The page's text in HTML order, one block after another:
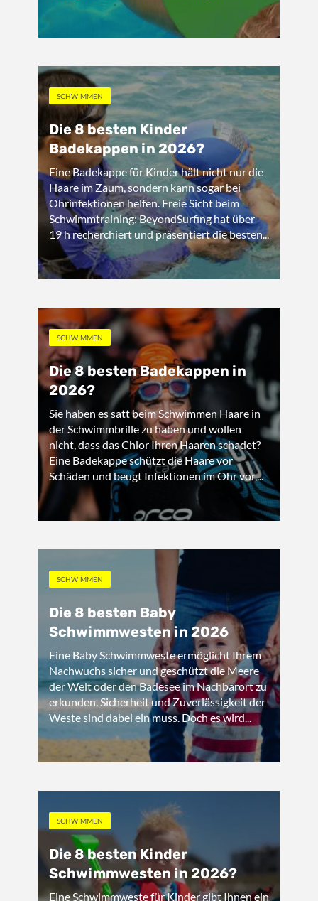
SCHWIMMEN
Die 8 besten Kinder
Badekappen in 2026?
Eine Badekappe für Kinder hält nicht nur die
Haare im Zaum, sondern kann sogar bei
Ohrinfektionen helfen. Freie Sicht beim
Schwimmtraining: BeyondSurfing hat über
19 h recherchiert und präsentiert die besten...
SCHWIMMEN
Die 8 besten Badekappen in
2026?
Sie haben es satt beim Schwimmen Haare in
der Schwimmbrille zu haben und wollen
nicht, dass das Chlor Ihren Haaren schadet?
Eine Badekappe schützt die Haare vor
Schäden und beugt Infektionen im Ohr vor,...
SCHWIMMEN
Die 8 besten Baby
Schwimmwesten in 2026
Eine Baby Schwimmweste ermöglicht Ihrem
Nachwuchs sicher und geschützt die Meere
der Welt oder den Badesee im Nachbarort zu
erkunden. Sicherheit und Zuverlässigkeit der
Weste sind dabei ein muss. Doch es wird...
SCHWIMMEN
Die 8 besten Kinder
Schwimmwesten in 2026?
Eine Schwimmweste für Kinder gibt Ihnen ein